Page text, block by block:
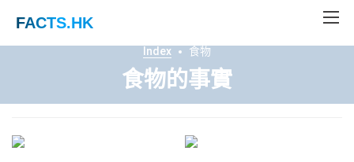
FACTS.HK
Index 食物
食物的事實